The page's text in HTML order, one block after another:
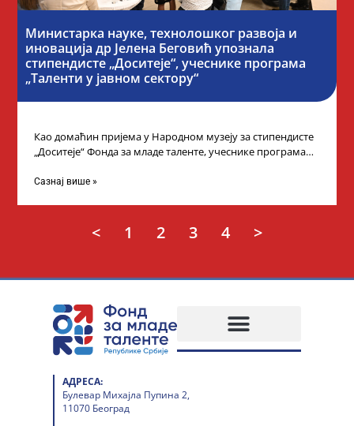
Министарка науке, технолошког развоја и
иновација др Јелена Беговић упознала
стипендисте „Доситеје“, учеснике програма
„Таленти у јавном сектору“
Као домаћин пријема у Народном музеју за стипендисте
„Доситеје“ Фонда за младе таленте, учеснике програма
Сазнај више »
< 1 2 3 4 >
АДРЕСА:
Булевар Михајла Пупина 2,
11070 Београд